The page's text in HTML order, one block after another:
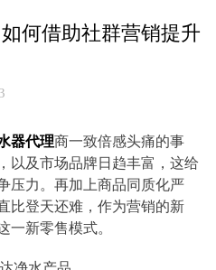
何借助社群营销提升
器代理商一致倍感头痛的事
以及市场品牌日趋丰富，这给
压力。再加上商品同质化严
比登天还难，作为营销的新
一新零售模式。